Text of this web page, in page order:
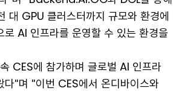
대 GPU 클러스터까지 규모와 환경에
로 AI 인프라를 운영할 수 있는 환경을
CES에 참가하며 글로벌 AI 인프라
다"며 "이번 CES에서 온디바이스와